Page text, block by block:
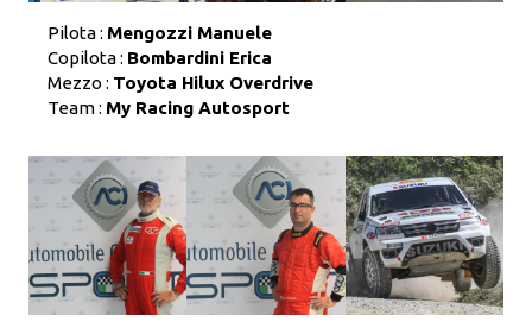
Pilota : Mengozzi Manuele
Copilota : Bombardini Erica
Mezzo : Toyota Hilux Overdrive
Team : My Racing Autosport